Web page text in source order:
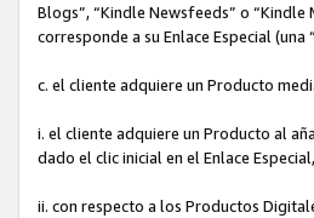
Blogs”, “Kindle Newsfeeds” o
corresponde a su Enlace Especial
c. el cliente adquiere un Producto
i. el cliente adquiere un Producto al
dado el clic inicial en el Enlace
ii. con respecto a los Productos